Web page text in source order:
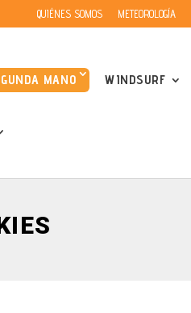
QUIÉNES SOMOS METEOROLOGÍA
MANO WINDSURF